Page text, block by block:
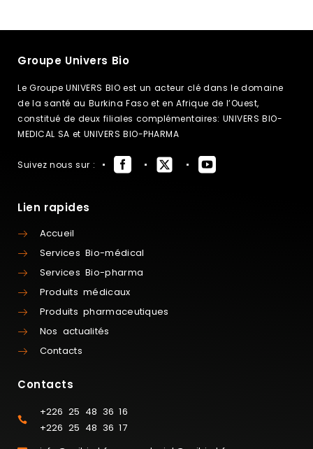
Groupe Univers Bio
Le Groupe UNIVERS BIO est un acteur clé dans le domaine
de la santé au Burkina Faso et en Afrique de l’Ouest,
constitué de deux filiales complémentaires: UNIVERS BIO-
MEDICAL SA et UNIVERS BIO-PHARMA
Suivez nous sur :
Lien rapides
Accueil
Services Bio-médical
Services Bio-pharma
Produits médicaux
Produits pharmaceutiques
Nos actualités
Contacts
Contacts
+226 25 48 36 16
+226 25 48 36 17